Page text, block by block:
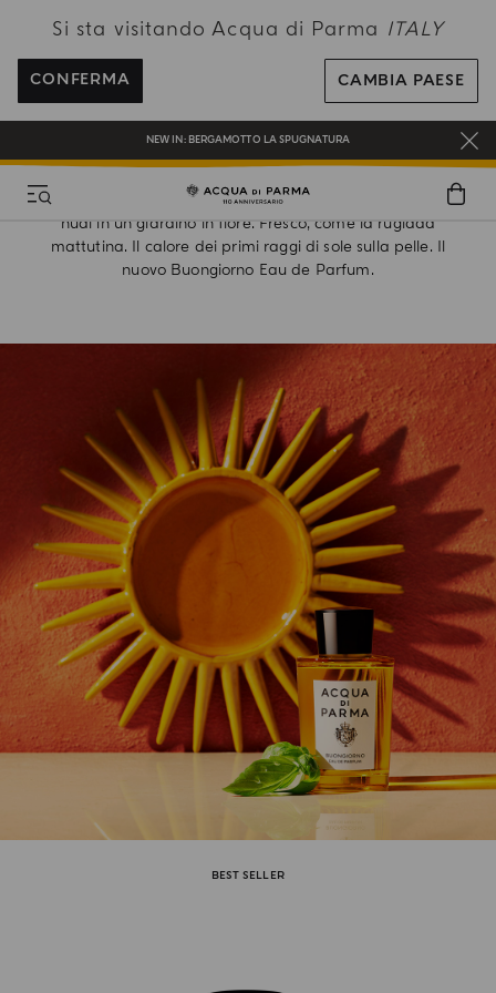
Si sta visitando Acqua di Parma ITALY
CONFERMA CAMBIA PAESE
SPEDIZIONI GRATUITE PER ORDINI SUPERIORI A 120€
REGISTRATI E RICEVI UN REGALO SPECIALE CON IL TUO PRIMO ACQUISTO
UN REGALO PER TE SUGLI ORDINI SUPERIORI AI 180€
NEW IN: BERGAMOTTO LA SPUGNATURA
BUONGIORNO!
primavera nelle colline toscane. Una passeggiata a piedi
nudi in un giardino in fiore. Fresco, come la rugiada
mattutina. Il calore dei primi raggi di sole sulla pelle. Il
nuovo Buongiorno Eau de Parfum.
BEST SELLER